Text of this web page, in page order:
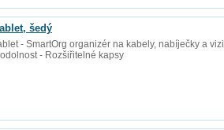
šedý
- SmartOrg organizér na kabely, nabíječky a
- Rozšiřitelné kapsy